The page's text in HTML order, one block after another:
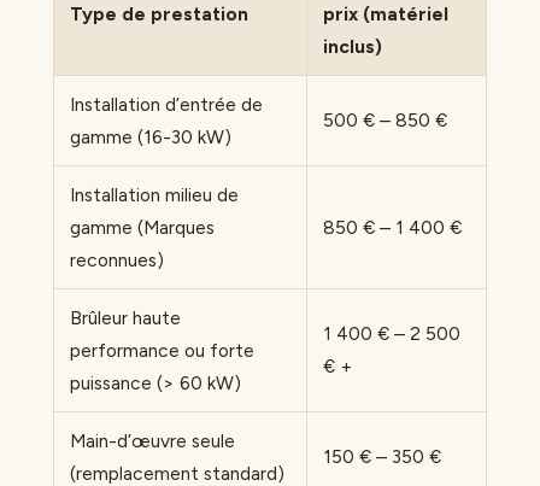
Type de prestation
prix (matériel
inclus)
Installation d’entrée de
gamme (16-30 kW)
500 € – 850 €
Installation milieu de
gamme (Marques
reconnues)
850 € – 1 400 €
Brûleur haute
performance ou forte
puissance (> 60 kW)
1 400 € – 2 500
€ +
Main-d’œuvre seule
(remplacement standard)
150 € – 350 €